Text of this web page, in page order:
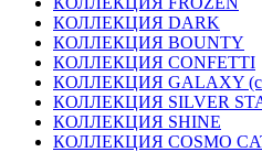
КОЛЛЕКЦИЯ DARK
КОЛЛЕКЦИЯ BOUNTY
КОЛЛЕКЦИЯ CONFETTI
КОЛЛЕКЦИЯ GALAXY
КОЛЛЕКЦИЯ SILVER
КОЛЛЕКЦИЯ SHINE
КОЛЛЕКЦИЯ COSMO